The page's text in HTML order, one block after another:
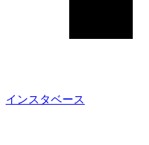
インスタベース